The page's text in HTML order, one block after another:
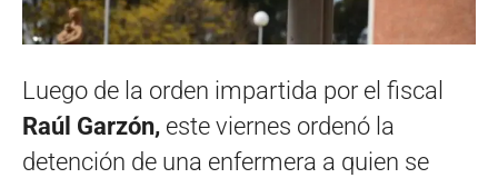
Luego de la orden impartida por el fiscal
Raúl Garzón, este viernes ordenó la
detención de una enfermera a quien se